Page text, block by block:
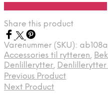
Share this product
Varenummer (SKU):
Accessories til rytteren,
Denlillerytter, Denlillerytter
Previous Product
Next Product